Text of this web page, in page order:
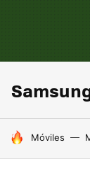
HOY SE
Móviles